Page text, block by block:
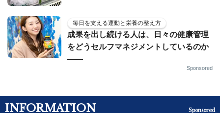
毎日を支える運動と栄養の整え方
成果を出し続ける人は、日々の健康管理
をどうセルフマネジメントしているのか
——
Sponsored
INFORMATION Sponsored